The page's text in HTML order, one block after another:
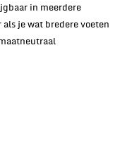
in meerdere
je wat bredere voeten